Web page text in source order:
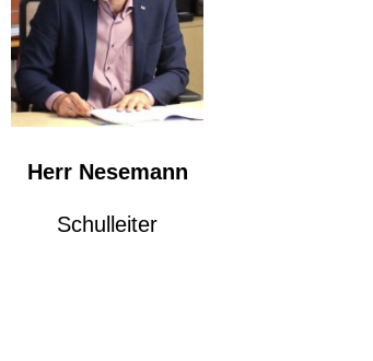
Herr Nesemann
Schulleiter